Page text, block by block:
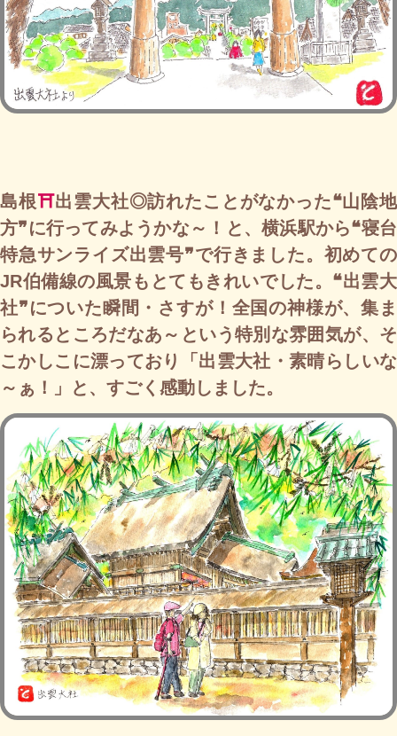
島根⛩出雲大社◎訪れたことがなかった❝山陰地
方❞に行ってみようかな～！と、横浜駅から❝寝台
特急サンライズ出雲号❞で行きました。初めての
JR伯備線の風景もとてもきれいでした。❝出雲大
社❞についた瞬間・さすが！全国の神様が、集ま
られるところだなあ～という特別な雰囲気が、そ
こかしこに漂っており「出雲大社・素晴らしいな
～ぁ！」と、すごく感動しました。